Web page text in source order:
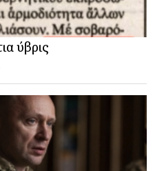
ύβρις